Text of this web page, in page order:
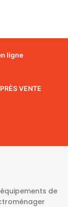
ligne
VENTE
de